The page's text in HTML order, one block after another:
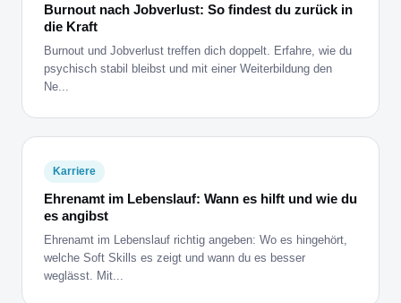
Burnout nach Jobverlust: So findest du zurück in
die Kraft
Burnout und Jobverlust treffen dich doppelt. Erfahre, wie du
psychisch stabil bleibst und mit einer Weiterbildung den
Ne...
Karriere
Ehrenamt im Lebenslauf: Wann es hilft und wie du
es angibst
Ehrenamt im Lebenslauf richtig angeben: Wo es hingehört,
welche Soft Skills es zeigt und wann du es besser
weglässt. Mit...